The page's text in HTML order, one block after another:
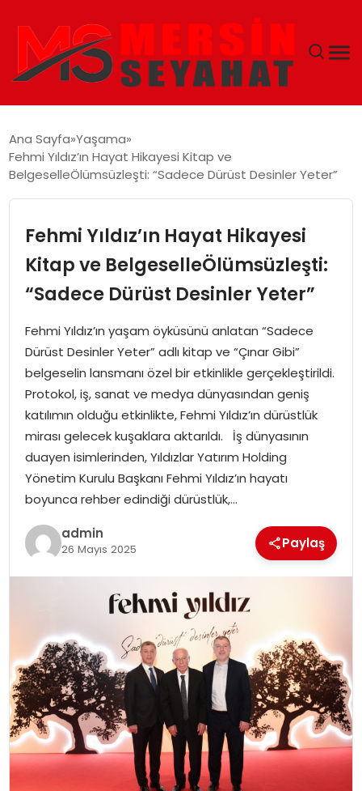
EKONOMI
GÜNCEL
Ana Sayfa Yaşama
Fehmi Yıldız’ın Hayat Hikayesi Kitap ve
BelgeselleÖlümsüzleşti: “Sadece Dürüst Desinler Yeter”
Fehmi Yıldız’ın Hayat Hikayesi
Kitap ve BelgeselleÖlümsüzleşti:
“Sadece Dürüst Desinler Yeter”
Fehmi Yıldız’ın yaşam öyküsünü anlatan “Sadece
Dürüst Desinler Yeter” adlı kitap ve “Çınar Gibi”
belgeselin lansmanı özel bir etkinlikle gerçekleştirildi.
Protokol, iş, sanat ve medya dünyasından geniş
katılımın olduğu etkinlikte, Fehmi Yıldız’ın dürüstlük
mirası gelecek kuşaklara aktarıldı. İş dünyasının
duayen isimlerinden, Yıldızlar Yatırım Holding
Yönetim Kurulu Başkanı Fehmi Yıldız’ın hayatı
boyunca rehber edindiği dürüstlük,…
admin
26 Mayıs 2025 Paylaş